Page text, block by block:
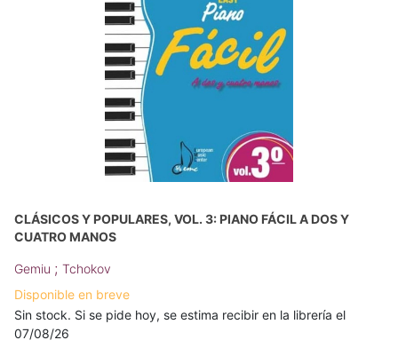
CLÁSICOS Y POPULARES, VOL. 3: PIANO FÁCIL A DOS Y
CUATRO MANOS
Gemiu ; Tchokov
Disponible en breve
Sin stock. Si se pide hoy, se estima recibir en la librería el
07/08/26